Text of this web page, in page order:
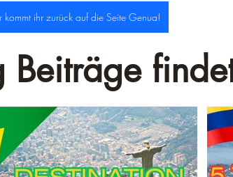
kommt ihr zurück auf die Seite Genua!
Beiträge